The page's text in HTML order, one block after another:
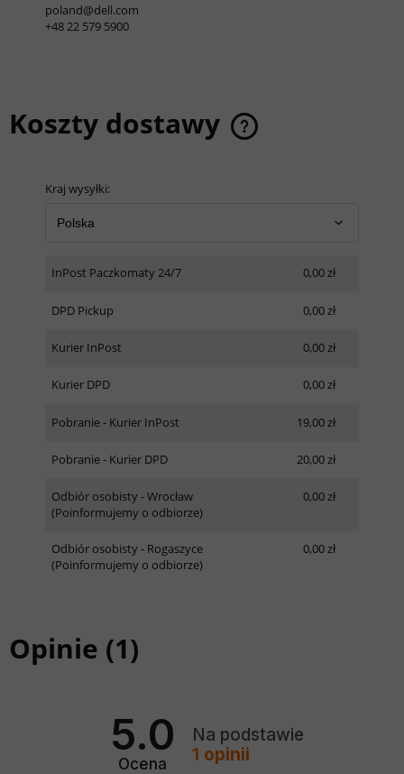
poland@dell.com
+48 22 579 5900
Koszty dostawy
Kraj wysyłki:
InPost Paczkomaty 24/7 0,00 zł
DPD Pickup 0,00 zł
Kurier InPost 0,00 zł
Kurier DPD 0,00 zł
Pobranie - Kurier InPost 19,00 zł
Pobranie - Kurier DPD 20,00 zł
Odbiór osobisty - Wrocław
(Poinformujemy o odbiorze)
0,00 zł
Odbiór osobisty - Rogaszyce
(Poinformujemy o odbiorze)
0,00 zł
Opinie (1)
5.0
Ocena
Na podstawie
1 opinii